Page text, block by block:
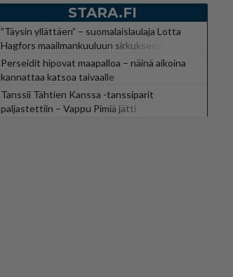
STARA.FI
”Täysin yllättäen” – suomalaislaulaja Lotta
Hagfors maailmankuuluun sirkukseen
Perseidit hipovat maapalloa – näinä aikoina
kannattaa katsoa taivaalle
Tanssii Tähtien Kanssa -tanssiparit
paljastettiin – Vappu Pimiä jätti